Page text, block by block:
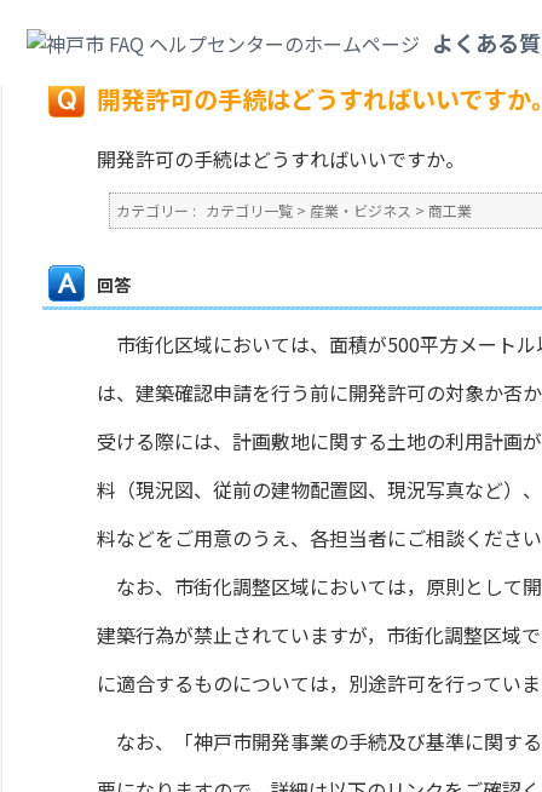
よくある
戻る
開発許可の手続はどうすればいいですか
開発許可の手続はどうすればいいですか。
カテゴリー : カテゴリ一覧 > 産業・ビジネス > 商工業
回答
市街化区域においては、面積が500平方メート
は、建築確認申請を行う前に開発許可の対象か否
受ける際には、計画敷地に関する土地の利用計画
料（現況図、従前の建物配置図、現況写真など）
料などをご用意のうえ、各担当者にご相談くださ
なお、市街化調整区域においては，原則として
建築行為が禁止されていますが，市街化調整区域
に適合するものについては，別途許可を行ってい
なお、「神戸市開発事業の手続及び基準に関す